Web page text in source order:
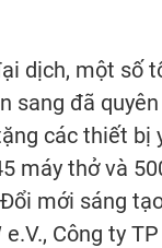
dịch, một số
sang đã
các thiết bị
máy thở và
mới sáng
Công ty